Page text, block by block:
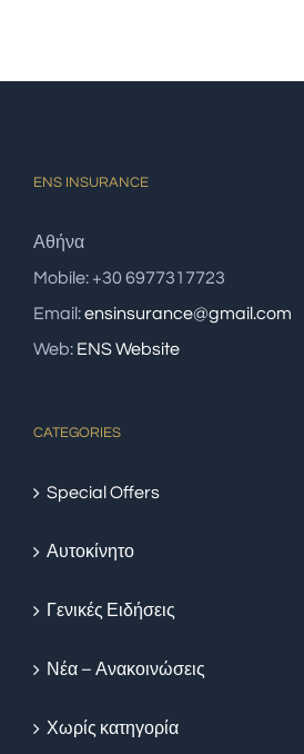
ENS INSURANCE
Αθήνα
Mobile: +30 6977317723
Email:ensinsurance@gmail.com
Web: ENS Website
CATEGORIES
Special Offers
Αυτοκίνητο
Γενικές Ειδήσεις
Νέα – Ανακοινώσεις
Χωρίς κατηγορία